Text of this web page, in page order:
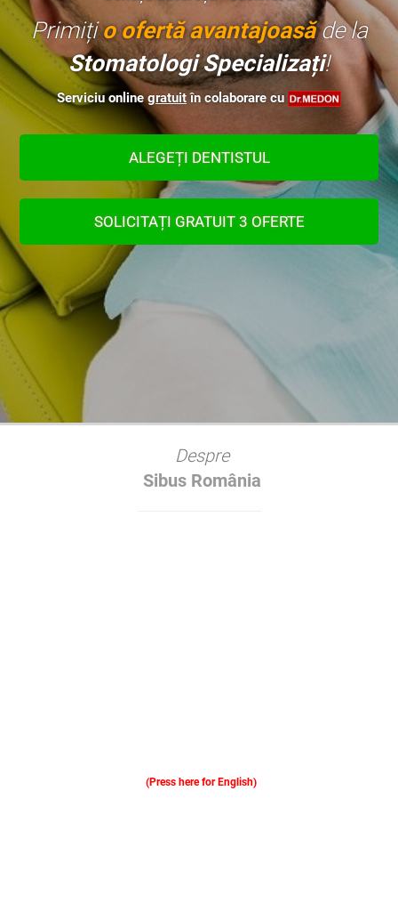
Primițio ofertă avantajoasăde la
Stomatologi Specializați!
Serviciu onlinegratuitîn colaborare cu
ALEGEȚI DENTISTUL
SOLICITAȚI GRATUIT 3 OFERTE
Despre
Sibus România
(Press here for English)